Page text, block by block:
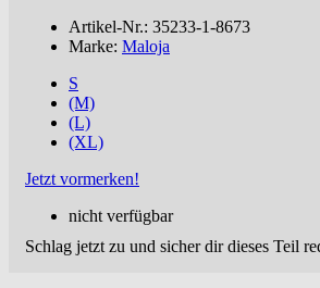
Artikel-Nr.: 35233-1-8673
Marke: Maloja
S
(M)
(L)
(XL)
Jetzt vormerken!
nicht verfügbar
Schlag jetzt zu und sicher dir dieses Teil